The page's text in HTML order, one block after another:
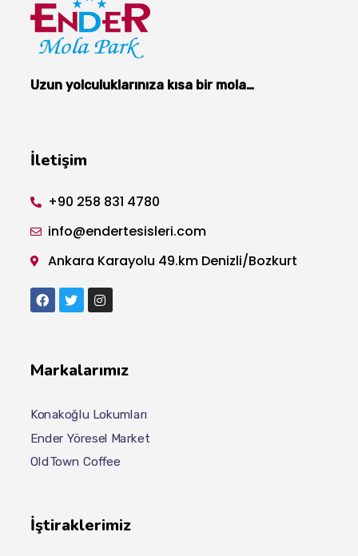
Uzun yolculuklarınıza kısa bir mola…
İletişim
+90 258 831 4780
info@endertesisleri.com
Ankara Karayolu 49.km Denizli/Bozkurt
Markalarımız
Konakoğlu Lokumları
Ender Yöresel Market
OldTown Coffee
İştiraklerimiz